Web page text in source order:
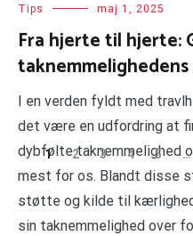
Tips maj 1, 2025
Fra hjerte til hjerte:
I en verden fyldt med
det være en udfordring at
dybfølte taknemmelighed
mest for os. Blandt disse
støtte og kilde til
sin taknemmelighed over
Indlægsnavigation
Side
1 Side
2 Side
3 Side
4 Side
5 …